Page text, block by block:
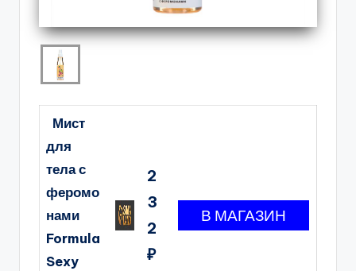
Мист
для
тела с
феромо
нами
Formula
Sexy
2
3
2
₽